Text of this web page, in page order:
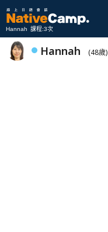
Hannah 課程:3次
Hannah (48歲)